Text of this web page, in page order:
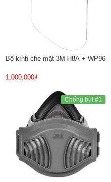
Bộ kính che mặt 3M H8A + WP96
1,000,000₫
Chống bụi #1